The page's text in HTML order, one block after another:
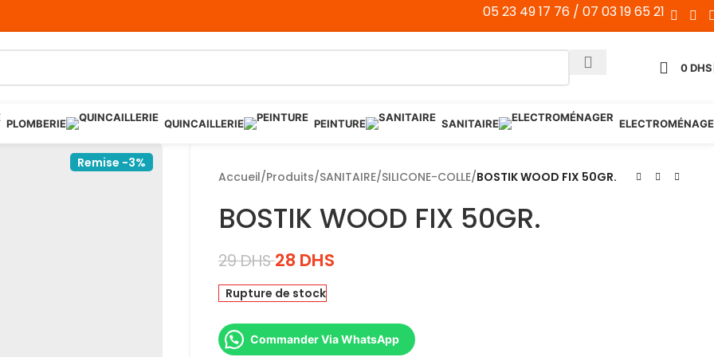
05 23 49 17 76 / 07 03 19 65 21
0DHS
PLOMBERIE QUINCAILLERIE PEINTURE SANITAIRE
Remise -3%
Accueil/Produits/SANITAIRE/SILICONE-COLLE/BOSTIK WOOD FIX 50GR.
BOSTIK WOOD FIX 50GR.
29DHS 28 DHS
Rupture de stock
Commander Via WhatsApp